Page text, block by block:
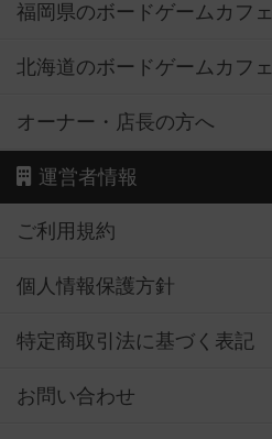
福岡県のボードゲームカフェ
北海道のボードゲームカフェ
オーナー・店長の方へ
運営者情報
ご利用規約
個人情報保護方針
特定商取引法に基づく表記
お問い合わせ